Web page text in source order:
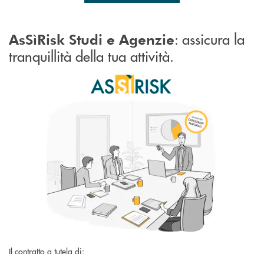
AsSìRisk Studi e Agenzie: assicura la
tranquillità della tua attività.
Il contratto a tutela di: